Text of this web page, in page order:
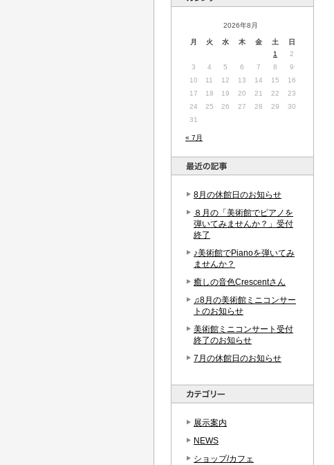
2026年8月
月 火 水 木 金 土 日
« 7月
1
2
3
4 5 6 7 8
9
10
11 12 13 14 15
16
17
18 19 20 21 22
23
24
25 26 27 28 29
30
31
8月の休館日のお知らせ
８月の「美術館でピアノを
弾いてみませんか？」受付
終了
♪美術館でPianoを弾いてみ
ませんか？
癒しの音色Crescentさん
♫8月の美術館ミニコンサー
トのお知らせ
美術館ミニコンサート受付
終了のお知らせ
7月の休館日のお知らせ
展示案内
NEWS
ショップ/カフェ